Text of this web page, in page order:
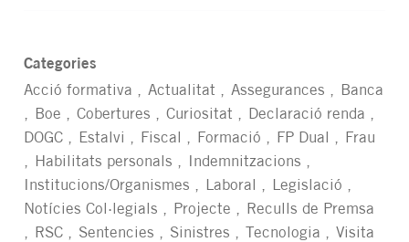
Categories
Acció formativa
Actualitat Assegurances
Banca
Boe
Cobertures Curiositat
Declaració renda
DOGC
Estalvi Fiscal Formació FP Dual
Frau
Habilitats personals
Indemnitzacions
Institucions/Organismes
Laboral
Legislació
Notícies Col·legials
Projecte
Reculls de Premsa
RSC
Sentencies Sinistres Tecnologia
Visita